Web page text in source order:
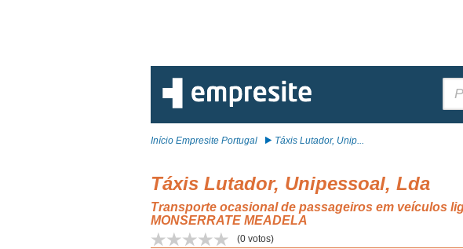
Início Empresite Portugal Táxis Lutador, Unip...
Táxis Lutador, Unipessoal, Lda
Transporte ocasional de passageiros em veículos
MONSERRATE MEADELA
(0 votos)